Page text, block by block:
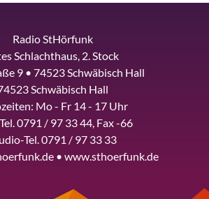
Radio StHörfunk
Schlachthaus, 2. Stock
9 • 74523 Schwäbisch Hall
Schwäbisch Hall
Mo - Fr 14 - 17 Uhr
0791 / 97 33 44, Fax -66
Tel. 0791 / 97 33 33
• www.sthoerfunk.de